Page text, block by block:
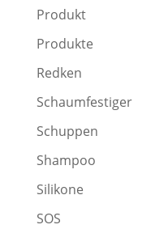
Produkt
Produkte
Redken
Schaumfestiger
Schuppen
Shampoo
Silikone
SOS